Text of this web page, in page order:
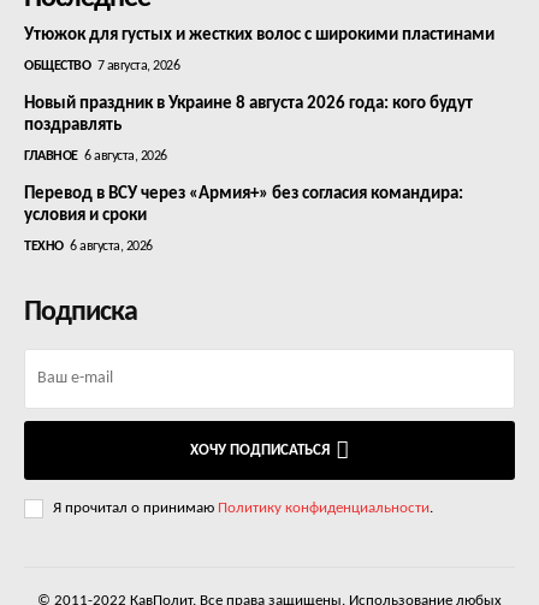
Утюжок для густых и жестких волос с широкими пластинами
ОБЩЕСТВО 7 августа, 2026
Новый праздник в Украине 8 августа 2026 года: кого будут
поздравлять
ГЛАВНОЕ 6 августа, 2026
Перевод в ВСУ через «Армия+» без согласия командира:
условия и сроки
ТЕХНО 6 августа, 2026
Подписка
ХОЧУ ПОДПИСАТЬСЯ
Я прочитал о принимаю Политику конфиденциальности.
© 2011-2022 КавПолит. Все права защищены. Использование любых